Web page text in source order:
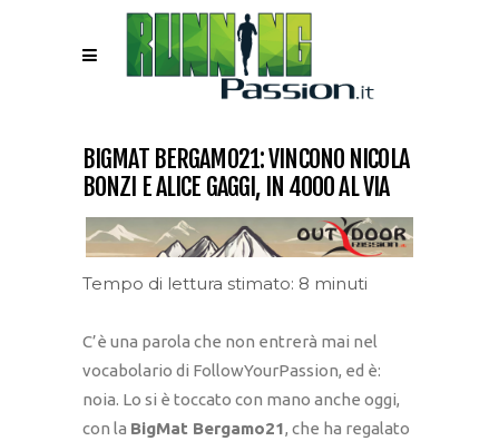
BIGMAT BERGAMO21: VINCONO NICOLA
BONZI E ALICE GAGGI, IN 4000 AL VIA
Tempo di lettura stimato: 8 minuti
C’è una parola che non entrerà mai nel
vocabolario di FollowYourPassion, ed è:
noia. Lo si è toccato con mano anche oggi,
con la BigMat Bergamo21, che ha regalato